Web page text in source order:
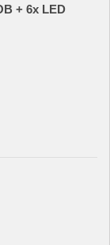
+ 6x LED